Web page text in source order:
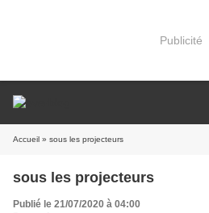
Publicité
Accueil » sous les projecteurs
sous les projecteurs
Publié le 21/07/2020 à 04:00